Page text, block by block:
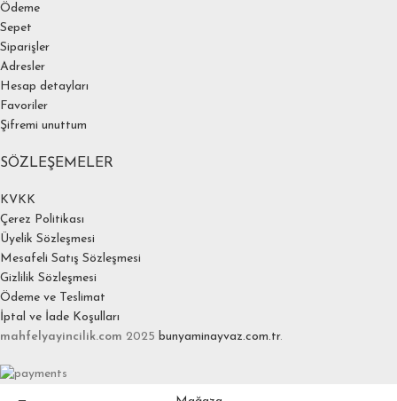
Ödeme
Sepet
Siparişler
Adresler
Hesap detayları
Favoriler
Şifremi unuttum
SÖZLEŞEMELER
KVKK
Çerez Politikası
Üyelik Sözleşmesi
Mesafeli Satış Sözleşmesi
Gizlilik Sözleşmesi
Ödeme ve Teslimat
İptal ve İade Koşulları
mahfelyayincilik.com 2025 bunyaminayvaz.com.tr.